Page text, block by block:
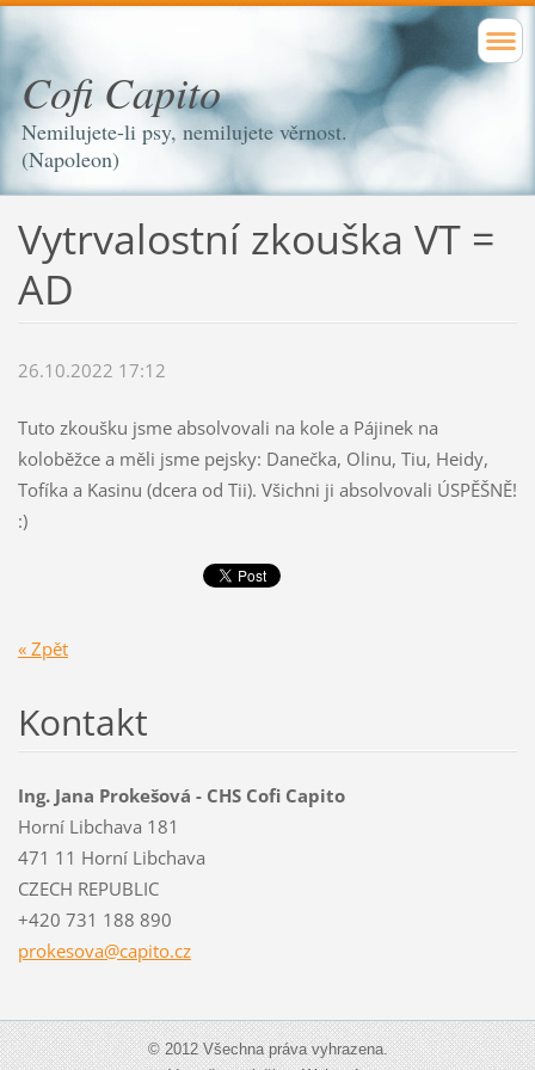
Cofi Capito
Nemilujete-li psy, nemilujete věrnost.
(Napoleon)
Vytrvalostní zkouška VT =
AD
26.10.2022 17:12
Tuto zkoušku jsme absolvovali na kole a Pájinek na
koloběžce a měli jsme pejsky: Danečka, Olinu, Tiu, Heidy,
Tofíka a Kasinu (dcera od Tii). Všichni ji absolvovali ÚSPĚŠNĚ!
:)
« Zpět
Kontakt
Ing. Jana Prokešová - CHS Cofi Capito
Horní Libchava 181
471 11 Horní Libchava
CZECH REPUBLIC
+420 731 188 890
prokesova@capito.cz
© 2012 Všechna práva vyhrazena.